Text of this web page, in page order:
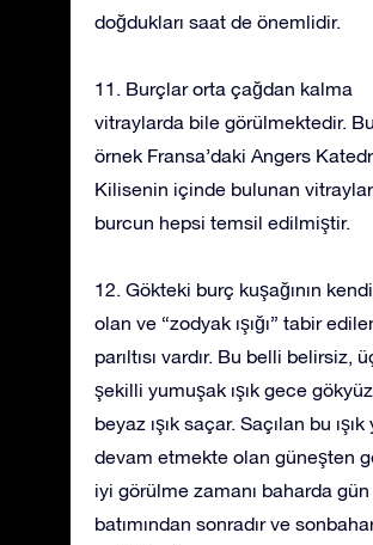
doğdukları saat de önemlidir.
11. Burçlar orta çağdan kalma
vitraylarda bile görülmektedir.
örnek Fransa’daki Angers
Kilisenin içinde bulunan
burcun hepsi temsil edilmiştir.
12. Gökteki burç kuşağının
olan ve “zodyak ışığı” tabir
parıltısı vardır. Bu belli belirsiz,
şekilli yumuşak ışık gece
beyaz ışık saçar. Saçılan bu
devam etmekte olan güneşten
iyi görülme zamanı baharda gün
batımından sonradır ve